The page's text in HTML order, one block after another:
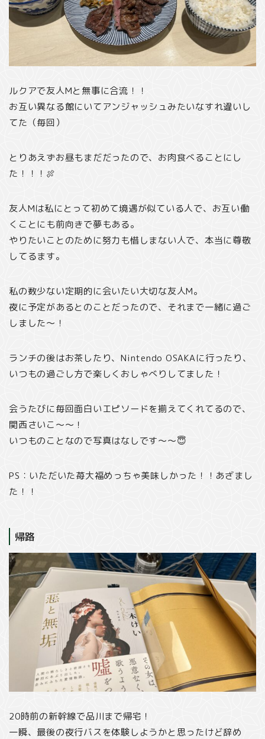
ルクアで友人Mと無事に合流！！
お互い異なる館にいてアンジャッシュみたいなすれ違いし
てた（毎回）
とりあえずお昼もまだだったので、お肉食べることにし
た！！！🍖
友人Mは私にとって初めて境遇が似ている人で、お互い働
くことにも前向きで夢もある。
やりたいことのために努力も惜しまない人で、本当に尊敬
してるます。
私の数少ない定期的に会いたい大切な友人M。
夜に予定があるとのことだったので、それまで一緒に過ご
しました〜！
ランチの後はお茶したり、Nintendo OSAKAに行ったり、
いつもの過ごし方で楽しくおしゃべりしてました！
会うたびに毎回面白いエピソードを揃えてくれてるので、
関西さいこ〜〜！
いつものことなので写真はなしです〜〜😇
PS：いただいた苺大福めっちゃ美味しかった！！あざまし
た！！
帰路
20時前の新幹線で品川まで帰宅！
一瞬、最後の夜行バスを体験しようかと思ったけど辞め